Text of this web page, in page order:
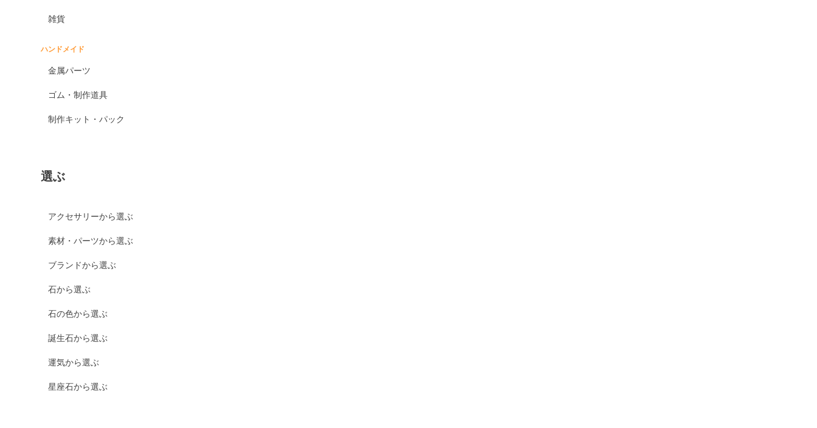
雑貨
ハンドメイド
金属パーツ
ゴム・制作道具
制作キット・パック
選ぶ
アクセサリーから選ぶ
素材・パーツから選ぶ
ブランドから選ぶ
石から選ぶ
石の色から選ぶ
誕生石から選ぶ
運気から選ぶ
星座石から選ぶ